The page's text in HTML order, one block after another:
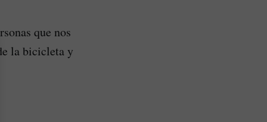
que nos
la bicicleta y